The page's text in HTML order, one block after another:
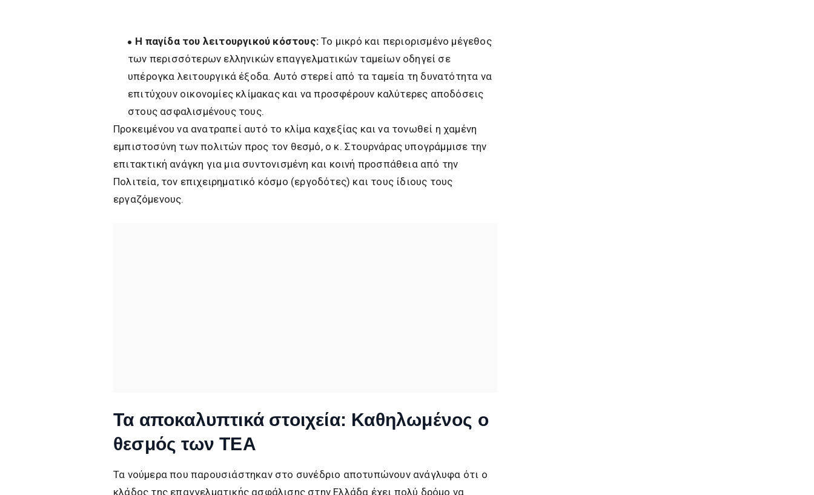
Η παγίδα του λειτουργικού κόστους: Το μικρό και περιορισμένο μέγεθος
των περισσότερων ελληνικών επαγγελματικών ταμείων οδηγεί σε
υπέρογκα λειτουργικά έξοδα. Αυτό στερεί από τα ταμεία τη δυνατότητα να
επιτύχουν οικονομίες κλίμακας και να προσφέρουν καλύτερες αποδόσεις
στους ασφαλισμένους τους.
Προκειμένου να ανατραπεί αυτό το κλίμα καχεξίας και να τονωθεί η χαμένη
εμπιστοσύνη των πολιτών προς τον θεσμό, ο κ. Στουρνάρας υπογράμμισε την
επιτακτική ανάγκη για μια συντονισμένη και κοινή προσπάθεια από την
Πολιτεία, τον επιχειρηματικό κόσμο (εργοδότες) και τους ίδιους τους
εργαζόμενους.
Τα αποκαλυπτικά στοιχεία: Καθηλωμένος ο
θεσμός των ΤΕΑ
Τα νούμερα που παρουσιάστηκαν στο συνέδριο αποτυπώνουν ανάγλυφα ότι ο
κλάδος της επαγγελματικής ασφάλισης στην Ελλάδα έχει πολύ δρόμο να